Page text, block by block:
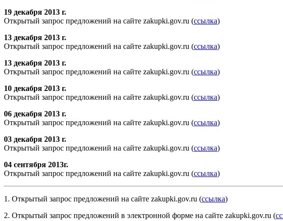
19 декабря 2013 г.
Открытый запрос предложений на сайте zakupki.gov.ru (ссылка)
13 декабря 2013 г.
Открытый запрос предложений на сайте zakupki.gov.ru (ссылка)
13 декабря 2013 г.
Открытый запрос предложений на сайте zakupki.gov.ru (ссылка)
10 декабря 2013 г.
Открытый запрос предложений на сайте zakupki.gov.ru (ссылка)
06 декабря 2013 г.
Открытый запрос предложений на сайте zakupki.gov.ru (ссылка)
03 декабря 2013 г.
Открытый запрос предложений на сайте zakupki.gov.ru (ссылка)
04 сентября 2013г.
Открытый запрос предложений на сайте zakupki.gov.ru (ссылка)
1. Открытый запрос предложений на сайте zakupki.gov.ru (ссылка)
2. Открытый запрос предложений в электронной форме на сайте zakupki.gov.ru (